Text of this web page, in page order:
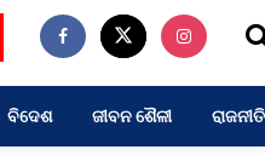
ବିଦେଶ ଜୀବନ ଶୈଳୀ ରାଜନୀତି